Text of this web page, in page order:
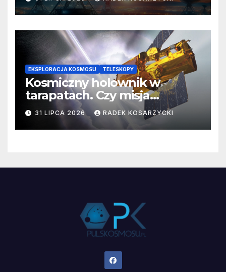
miejscach?
EKSPLORACJA KOSMOSU TELESKOPY
Kosmiczny holownik w
tarapatach. Czy misja
ratowania Teleskopu Swift
jest zagrożona?
31 LIPCA 2026 RADEK KOSARZYCKI